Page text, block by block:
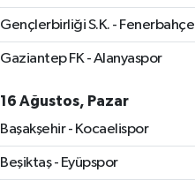
Gençlerbirliği S.K. - Fenerbahçe
Gaziantep FK - Alanyaspor
16 Ağustos, Pazar
Başakşehir - Kocaelispor
Beşiktaş - Eyüpspor